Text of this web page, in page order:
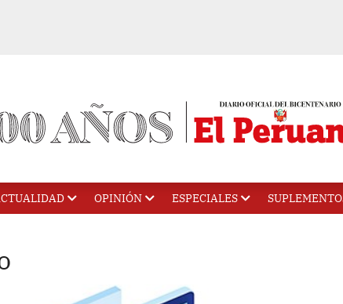
OPINIÓN ESPECIALES